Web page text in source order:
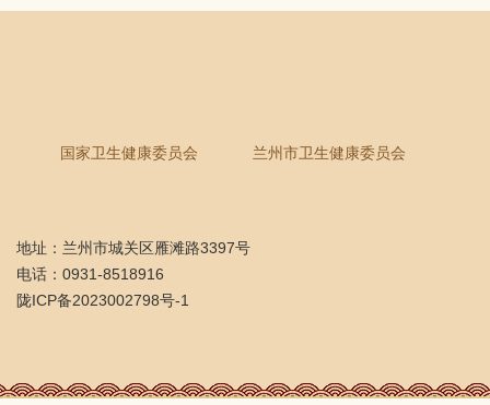
国家卫生健康委员会 兰州市卫生健康委员会
地址：兰州市城关区雁滩路3397号
电话：0931-8518916
陇ICP备2023002798号-1